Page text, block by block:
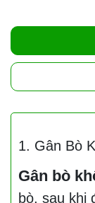
1. Gân Bò
Gân bò
bò, sau khi